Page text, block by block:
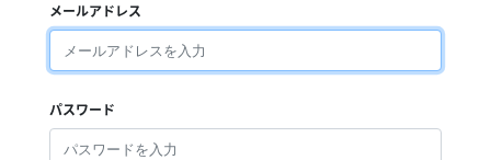
メールアドレス
パスワード